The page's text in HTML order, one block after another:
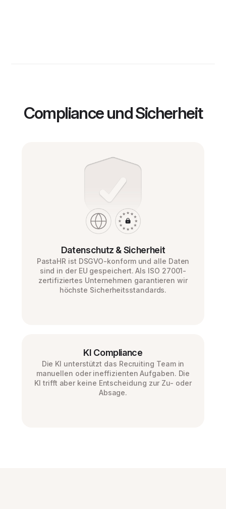
Compliance und Sicherheit
Datenschutz & Sicherheit
PastaHR ist DSGVO-konform und alle Daten
sind in der EU gespeichert. Als ISO 27001-
zertifiziertes Unternehmen garantieren wir
höchste Sicherheitsstandards.
KI Compliance
Die KI unterstützt das Recruiting Team in
manuellen oder ineffizienten Aufgaben. Die
KI trifft aber keine Entscheidung zur Zu- oder
Absage.